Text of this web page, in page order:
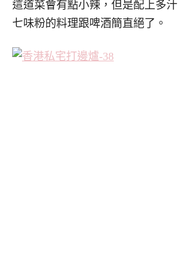
這道菜會有點小辣，但是配上多
七味粉的料理跟啤酒簡直絕了。